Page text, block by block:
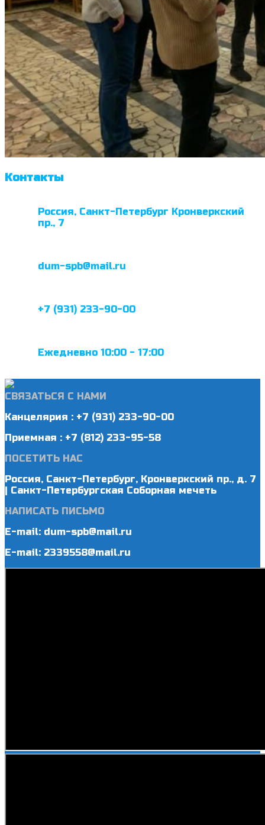
Контакты
Россия, Санкт-Петербург Кронверкский
пр., 7
dum-spb@mail.ru
+7 (931) 233-90-00
Ежедневно 10:00 - 17:00
СВЯЗАТЬСЯ С НАМИ
Канцелярия : +7 (931) 233-90-00
Приемная : +7 (812) 233-95-58
ПОСЕТИТЬ НАС
Россия, Санкт-Петербург, Кронверкский пр., д. 7
| Санкт-Петербургская Соборная мечеть
НАПИСАТЬ ПИСЬМО
E-mail: dum-spb@mail.ru
E-mail: 2339558@mail.ru